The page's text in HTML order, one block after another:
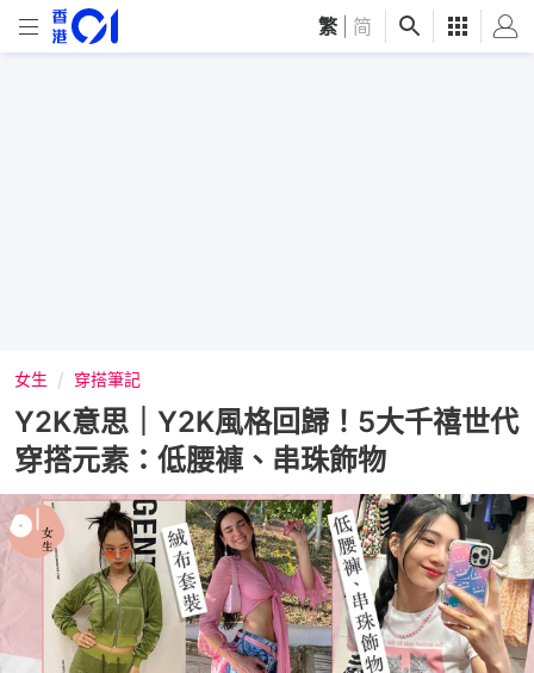
繁 简
女生 穿搭筆記
Y2K意思｜Y2K風格回歸！5大千禧世代
穿搭元素：低腰褲、串珠飾物